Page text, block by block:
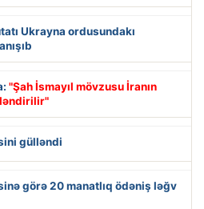
Ukrayna ordusundakı
"Şah İsmayıl mövzusu İranın
gülləndi
görə 20 manatlıq ödəniş ləğv